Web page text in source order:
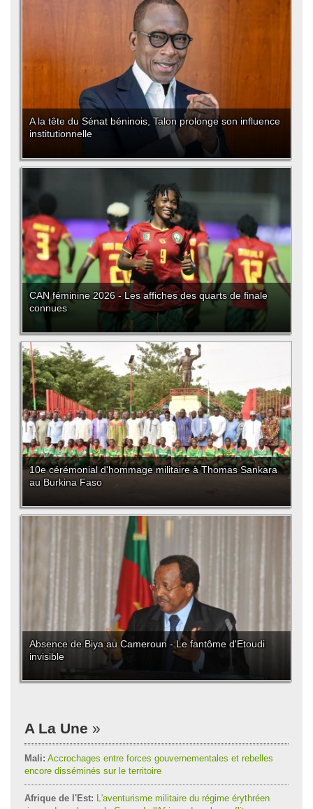
A la tête du Sénat béninois, Talon prolonge son influence
institutionnelle
CAN féminine 2026 - Les affiches des quarts de finale
connues
10e cérémonial d'hommage militaire à Thomas Sankara
au Burkina Faso
Absence de Biya au Cameroun - Le fantôme d'Etoudi
invisible
A La Une
Mali: Accrochages entre forces gouvernementales et rebelles
encore disséminés sur le territoire
Afrique de l'Est: L'aventurisme militaire du régime érythréen